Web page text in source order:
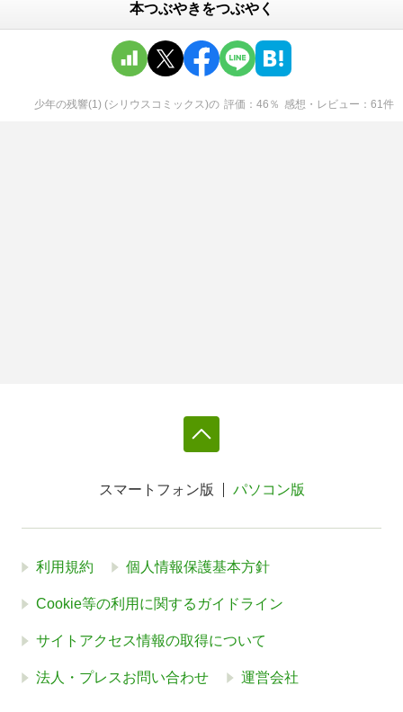
本つぶやきをつぶやく
少年の残響(1) (シリウスコミックス)の 評価 46 ％ 感想・レビュー 61件
スマートフォン版 パソコン版
利用規約 個人情報保護基本方針
Cookie等の利用に関するガイドライン
サイトアクセス情報の取得について
法人・プレスお問い合わせ 運営会社